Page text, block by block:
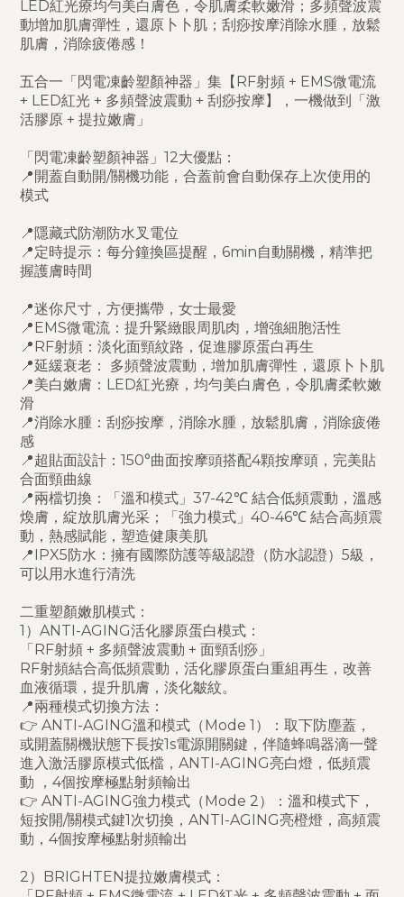
LED紅光療均勻美白膚色，令肌膚柔軟嫩滑；多頻聲波震
動增加肌膚彈性，還原卜卜肌；刮痧按摩消除水腫，放鬆
肌膚，消除疲倦感！
五合一「閃電凍齡塑顏神器」集【RF射頻 + EMS微電流
+ LED紅光 + 多頻聲波震動 + 刮痧按摩】，一機做到「激
活膠原 + 提拉嫩膚」
「閃電凍齡塑顏神器」12大優點：
📍開蓋自動開/關機功能，合蓋前會自動保存上次使用的
模式
📍隱藏式防潮防水叉電位
📍定時提示：每分鐘換區提醒，6min自動關機，精準把
握護膚時間
📍迷你尺寸，方便攜帶，女士最愛
📍EMS微電流：提升緊緻眼周肌肉，增強細胞活性
📍RF射頻：淡化面頸紋路，促進膠原蛋白再生
📍延緩衰老： 多頻聲波震動，增加肌膚彈性，還原卜卜肌
📍美白嫩膚：LED紅光療，均勻美白膚色，令肌膚柔軟嫩
滑
📍消除水腫：刮痧按摩，消除水腫，放鬆肌膚，消除疲倦
感
📍超貼面設計：150°曲面按摩頭搭配4顆按摩頭，完美貼
合面頸曲線
📍兩檔切換：「溫和模式」37-42℃ 結合低頻震動，溫感
煥膚，綻放肌膚光采；「強力模式」40-46℃ 結合高頻震
動，熱感賦能，塑造健康美肌
📍IPX5防水：擁有國際防護等級認證（防水認證）5級，
可以用水進行清洗
二重塑顏嫩肌模式：
1）ANTI-AGING活化膠原蛋白模式：
「RF射頻 + 多頻聲波震動 + 面頸刮痧」
RF射頻結合高低頻震動，活化膠原蛋白重組再生，改善
血液循環，提升肌膚，淡化皺紋。
📍兩種模式切換方法：
👉 ANTI-AGING溫和模式（Mode 1）：取下防塵蓋，
或開蓋關機狀態下長按1s電源開關鍵，伴隨蜂鳴器滴一聲
進入激活膠原模式低檔，ANTI-AGING亮白燈，低頻震
動 ，4個按摩極點射頻輸出
👉 ANTI-AGING強力模式（Mode 2）：溫和模式下，
短按開/關模式鍵1次切換，ANTI-AGING亮橙燈，高頻震
動，4個按摩極點射頻輸出
2）BRIGHTEN提拉嫩膚模式：